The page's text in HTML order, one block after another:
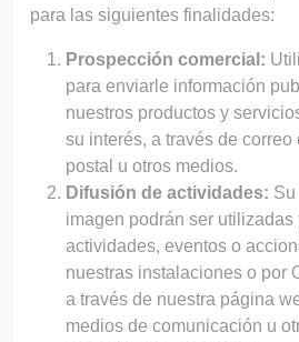
para las siguientes finalidades:
Prospección comercial:
para enviarle información
nuestros productos y
su interés, a través de
postal u otros medios.
Difusión de actividades:
imagen podrán ser
actividades, eventos o
nuestras instalaciones o por
a través de nuestra página
medios de comunicación u